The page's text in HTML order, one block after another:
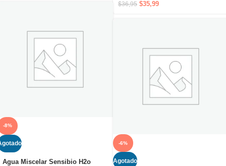
$36,95 $35,99
-8%
Agua Miscelar Sensibio H2o
-6%
Agotado